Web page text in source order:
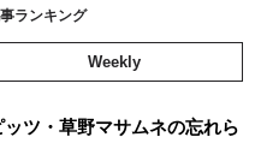
ランキング
Weekly
ツ・草野マサムネの忘れら